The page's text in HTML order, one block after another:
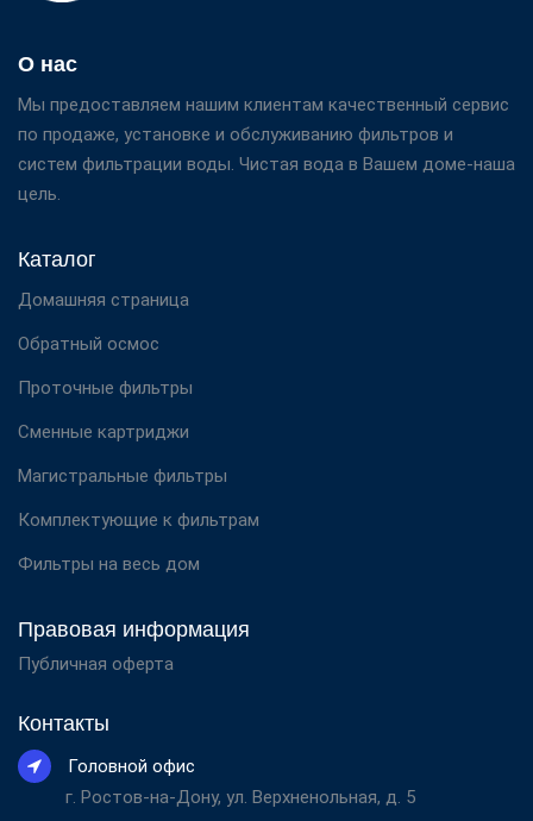
О нас
Мы предоставляем нашим клиентам качественный сервис
по продаже, установке и обслуживанию фильтров и
систем фильтрации воды. Чистая вода в Вашем доме-наша
цель.
Каталог
Домашняя страница
Обратный осмос
Проточные фильтры
Сменные картриджи
Магистральные фильтры
Комплектующие к фильтрам
Фильтры на весь дом
Правовая информация
Публичная оферта
Контакты
Головной офис
г. Ростов-на-Дону, ул. Верхненольная, д. 5